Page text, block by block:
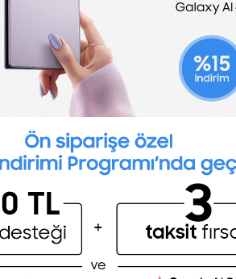
Nedir? Nasıl Yapılır?
sizlere iş dünyasının kapılarını aralayacak
uzmanlaşma fırsatı
lisans programları hakkında her şey
Nasıl Para Kazanılır?
Para Kazanma
seviyeni öğrenmek
ister misin ?
(A1,A2,B1,B2,C1,C2)
değil Evet